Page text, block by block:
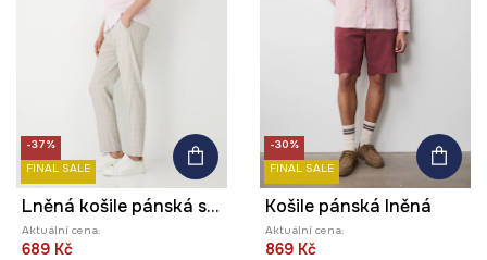
-37%
FINAL SALE
Lněná košile pánská s klasickým límcem růžová barva
Aktuální cena:
689 Kč
-30%
FINAL SALE
Košile pánská lněná
Aktuální cena:
869 Kč